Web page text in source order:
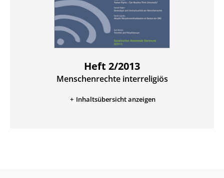
Heft 2/2013
:
Menschenrechte interreligiös
Inhaltsübersicht anzeigen